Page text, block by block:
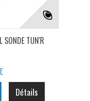
SONDE TUN'R
Détails